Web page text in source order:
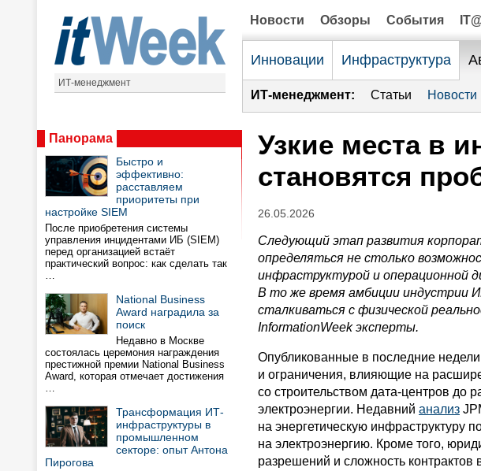
ИТ-менеджмент
Новости Обзоры События
Инновации Инфраструктура
ИТ-менеджмент: Статьи Новости
Панорама
Быстро и
эффективно:
расставляем
приоритеты при
настройке SIEM
После приобретения системы
управления инцидентами ИБ (SIEM)
перед организацией встаёт
практический вопрос: как сделать так
…
National Business
Award наградила за
поиск
Недавно в Москве
состоялась церемония награждения
престижной премии National Business
Award, которая отмечает достижения
…
Трансформация ИТ-
инфраструктуры в
промышленном
секторе: опыт Антона
Пирогова
Узкие места в
становятся
26.05.2026
Следующий этап развития
определяться не столько
инфраструктурой и операционной
В то же время амбиции индустрии
сталкиваться с физической
InformationWeek эксперты.
Опубликованные в последние
и ограничения, влияющие на
со строительством дата-центров до
электроэнергии. Недавний анализ
на энергетическую инфраструктуру
на электроэнергию. Кроме того,
разрешений и сложность